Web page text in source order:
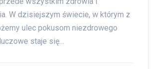
W dzisiejszym świecie, w którym z
ulec pokusom niezdrowego
staje się…